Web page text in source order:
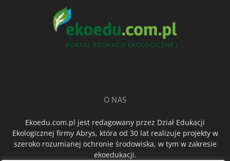
O NAS
Ekoedu.com.pl jest redagowany przez Dział Edukacji
Ekologicznej firmy Abrys, która od 30 lat realizuje projekty w
szeroko rozumianej ochronie środowiska, w tym w zakresie
ekoedukacji.